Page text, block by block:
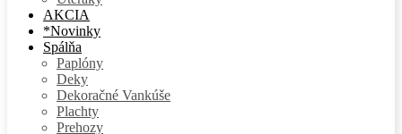
AKCIA
*Novinky
Spálňa
Paplóny
Deky
Dekoračné Vankúše
Plachty
Prehozy